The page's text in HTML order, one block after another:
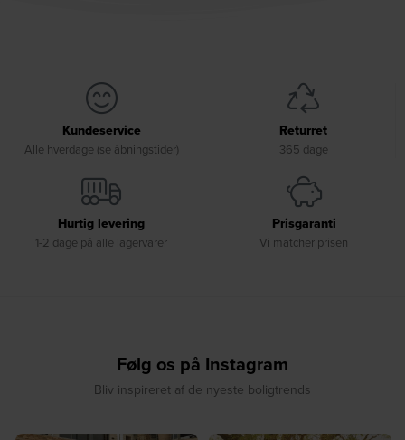
Kundeservice
Alle hverdage (se åbningstider)
Returret
365 dage
Hurtig levering
1-2 dage på alle lagervarer
Prisgaranti
Vi matcher prisen
Følg os på Instagram
Bliv inspireret af de nyeste boligtrends